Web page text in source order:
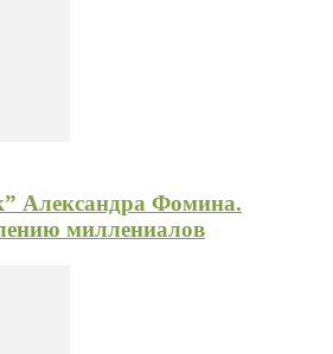
Александра Фомина.
миллениалов